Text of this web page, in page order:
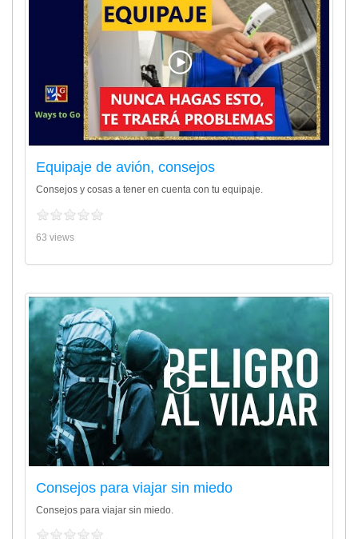
Equipaje de avión, consejos
Consejos y cosas a tener en cuenta con tu equipaje.
63 views
Consejos para viajar sin miedo
Consejos para viajar sin miedo.